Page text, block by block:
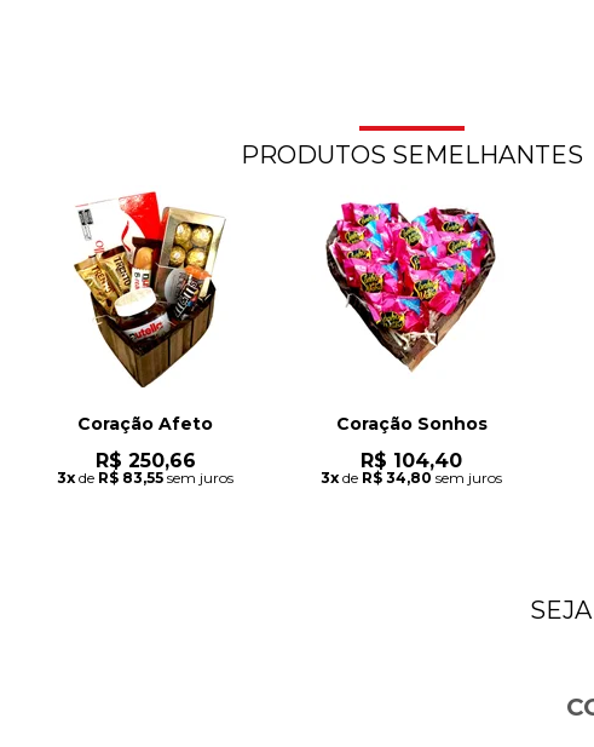
PRODUTOS SEMELHANTES
Coração Afeto
R$ 250,66
3xde R$ 83,55 sem juros
Coração Sonhos
R$ 104,40
3xde R$ 34,80 sem juros